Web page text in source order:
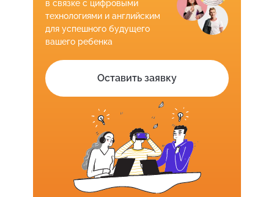
в связке с цифровыми
технологиями и английским
для успешного будущего
вашего ребенка
Оставить заявку